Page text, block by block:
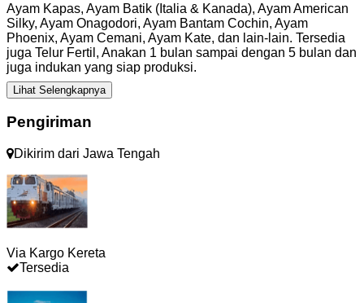
Ayam Kapas, Ayam Batik (Italia & Kanada), Ayam American
Silky, Ayam Onagodori, Ayam Bantam Cochin, Ayam
Phoenix, Ayam Cemani, Ayam Kate, dan lain-lain. Tersedia
juga Telur Fertil, Anakan 1 bulan sampai dengan 5 bulan dan
juga indukan yang siap produksi.
Lihat Selengkapnya
Pengiriman
Dikirim dari Jawa Tengah
Via Kargo Kereta
Tersedia